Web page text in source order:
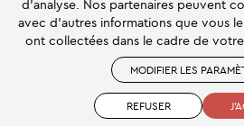
Plan du site
Mentions légales Politique de
d'analyse. Nos partenaires peuvent
avec d'autres informations que vous
ont collectées dans le cadre de
MODIFIER LES
REFUSER